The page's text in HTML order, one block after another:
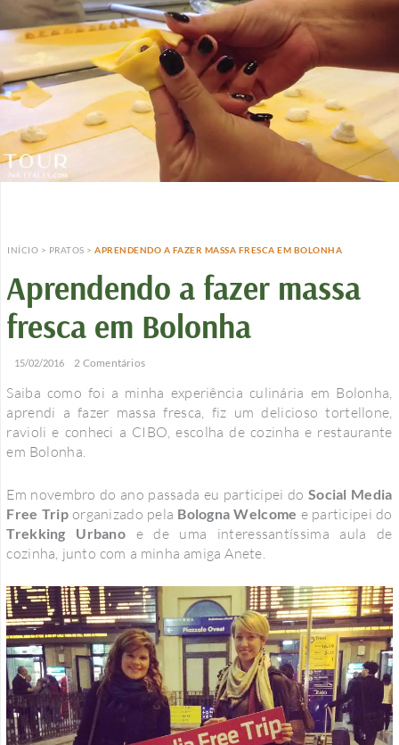
INÍCIO > PRATOS >APRENDENDO A FAZER MASSA FRESCA EM BOLONHA
Aprendendo a fazer massa
fresca em Bolonha
15/02/2016 2 Comentários
Saiba como foi a minha experiência culinária em Bolonha,
aprendi a fazer massa fresca, fiz um delicioso tortellone,
ravioli e conheci a CIBO, escolha de cozinha e restaurante
em Bolonha.
Em novembro do ano passada eu participei do Social Media
Free Triporganizado pela Bologna Welcome e participei do
Trekking Urbano e de uma interessantíssima aula de
cozinha, junto com a minha amiga Anete.